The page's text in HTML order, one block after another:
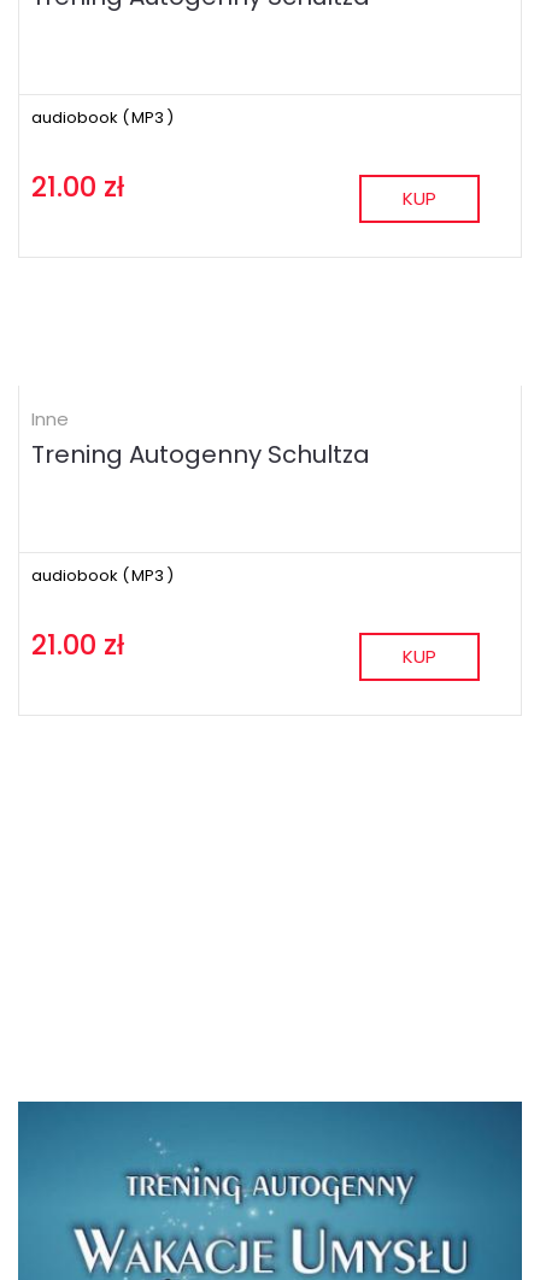
audiobook (MP3 )
21.00 zł KUP
Inne
Trening Autogenny Schultza
audiobook (MP3 )
21.00 zł KUP